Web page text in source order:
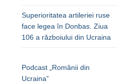
Superioritatea artileriei ruse
face legea în Donbas. Ziua
106 a războiului din Ucraina
Podcast „Românii din
Ucraina”